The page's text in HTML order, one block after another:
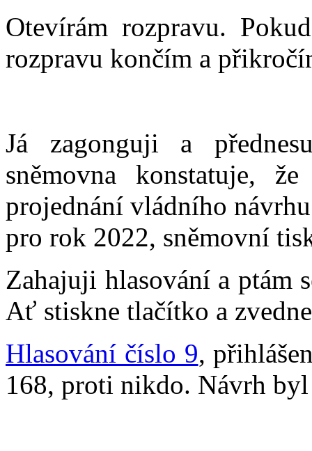
Otevírám rozpravu.
rozpravu končím a
Já zagonguji a
sněmovna konstatuje,
projednání vládního
pro rok 2022, sněmovní
Zahajuji hlasování a ptám
Ať stiskne tlačítko a
Hlasování číslo 9,
168, proti nikdo. Návrh